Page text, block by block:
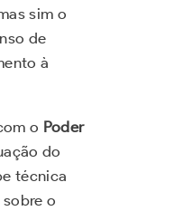
sim o
de
à
o Poder
do
técnica
sobre o